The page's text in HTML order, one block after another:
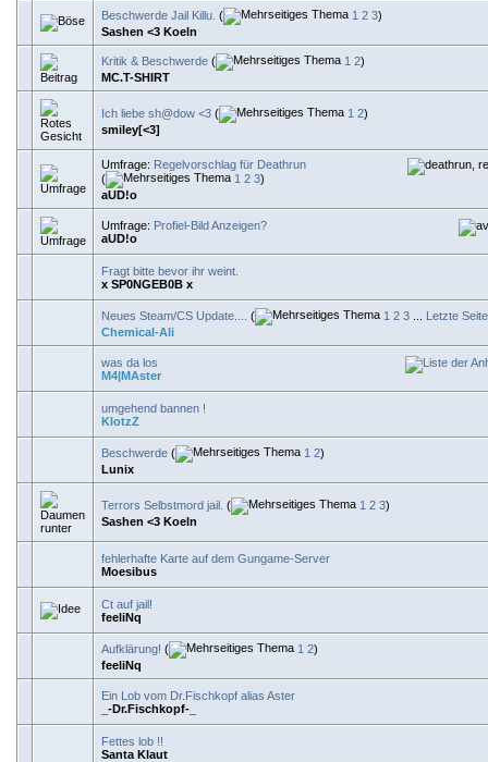
Beschwerde Jail Killu. ( 1 2 3)
Sashen <3 Koeln
Kritik & Beschwerde ( 1 2)
MC.T-SHIRT
Ich liebe sh@dow <3 ( 1 2)
smiley[<3]
Umfrage: Regelvorschlag für Deathrun
(
1 2 3)
aUD!o
Umfrage: Profiel-Bild Anzeigen?
aUD!o
Fragt bitte bevor ihr weint.
x SP0NGEB0B x
Neues Steam/CS Update.... ( 1 2 3
Letzte Seite
Chemical-Ali
was da los
M4|MAster
umgehend bannen !
KlotzZ
Beschwerde ( 1 2)
Lunix
Terrors Selbstmord jail. ( 1 2 3)
Sashen <3 Koeln
fehlerhafte Karte auf dem Gungame-Server
Moesibus
Ct auf jail!
feeliNq
Aufklärung! ( 1 2)
feeliNq
Ein Lob vom Dr.Fischkopf alias Aster
_-Dr.Fischkopf-_
Fettes lob !!
Santa Klaut